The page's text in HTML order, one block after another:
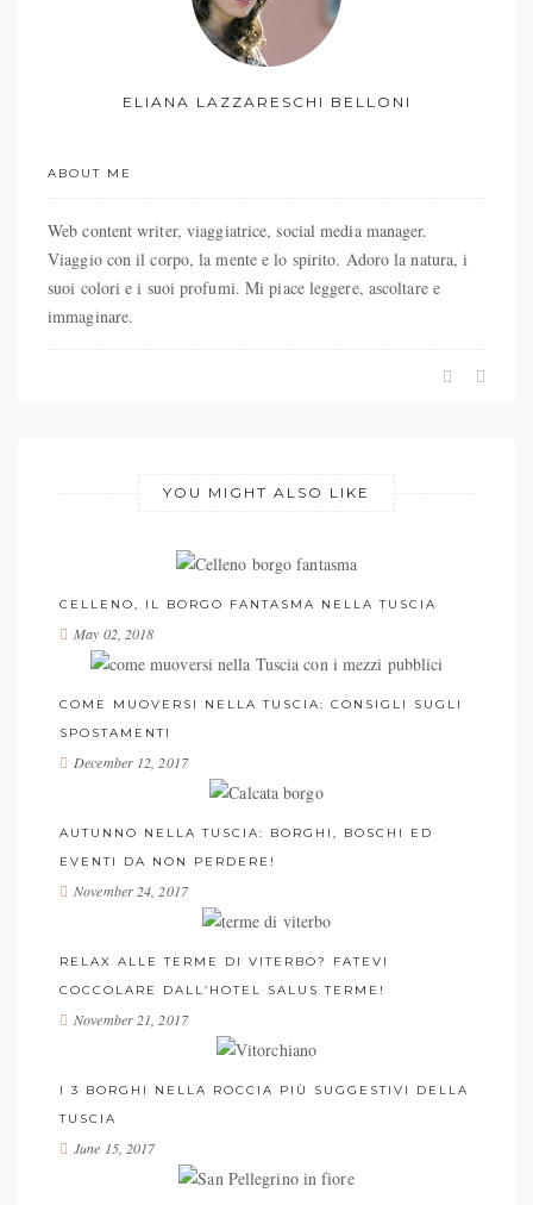
ELIANA LAZZARESCHI BELLONI
ABOUT ME
Web content writer, viaggiatrice, social media manager.
Viaggio con il corpo, la mente e lo spirito. Adoro la natura, i
suoi colori e i suoi profumi. Mi piace leggere, ascoltare e
immaginare.
YOU MIGHT ALSO LIKE
CELLENO, IL BORGO FANTASMA NELLA TUSCIA
May 02, 2018
COME MUOVERSI NELLA TUSCIA: CONSIGLI SUGLI
SPOSTAMENTI
December 12, 2017
AUTUNNO NELLA TUSCIA: BORGHI, BOSCHI ED
EVENTI DA NON PERDERE!
November 24, 2017
RELAX ALLE TERME DI VITERBO? FATEVI
COCCOLARE DALL’HOTEL SALUS TERME!
November 21, 2017
I 3 BORGHI NELLA ROCCIA PIÙ SUGGESTIVI DELLA
TUSCIA
June 15, 2017